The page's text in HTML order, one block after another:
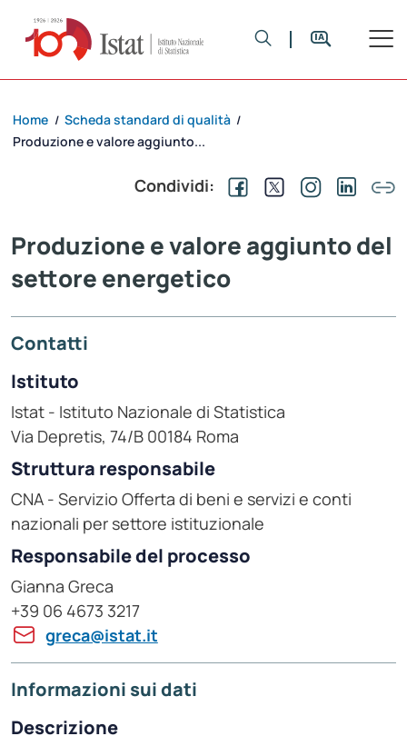
Home / Scheda standard di qualità /
Produzione e valore aggiunto...
Condividi:
Produzione e valore aggiunto del
settore energetico
Contatti
Istituto
Istat - Istituto Nazionale di Statistica
Via Depretis, 74/B 00184 Roma
Struttura responsabile
CNA - Servizio Offerta di beni e servizi e conti
nazionali per settore istituzionale
Responsabile del processo
Gianna Greca
+39 06 4673 3217
greca@istat.it
Informazioni sui dati
Descrizione